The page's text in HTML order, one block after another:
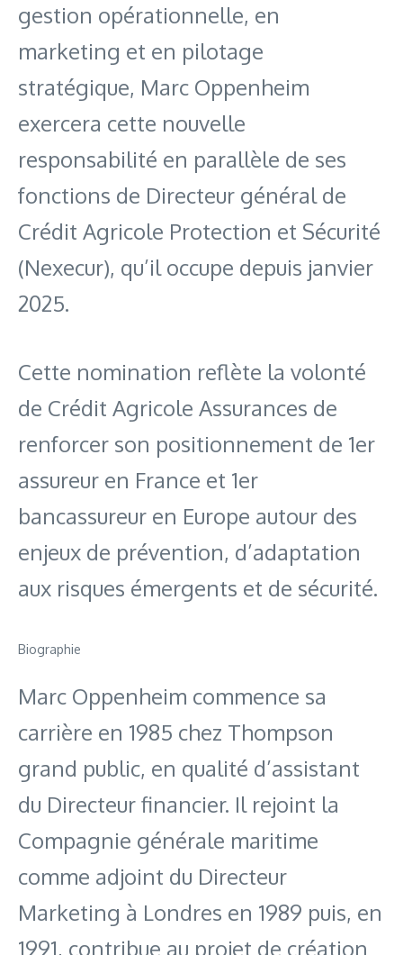
gestion opérationnelle, en
marketing et en pilotage
stratégique, Marc Oppenheim
exercera cette nouvelle
responsabilité en parallèle de ses
fonctions de Directeur général de
Crédit Agricole Protection et Sécurité
(Nexecur), qu’il occupe depuis janvier
2025.
Cette nomination reflète la volonté
de Crédit Agricole Assurances de
renforcer son positionnement de 1er
assureur en France et 1er
bancassureur en Europe autour des
enjeux de prévention, d’adaptation
aux risques émergents et de sécurité.
Biographie
Marc Oppenheim commence sa
carrière en 1985 chez Thompson
grand public, en qualité d’assistant
du Directeur financier. Il rejoint la
Compagnie générale maritime
comme adjoint du Directeur
Marketing à Londres en 1989 puis, en
1991, contribue au projet de création